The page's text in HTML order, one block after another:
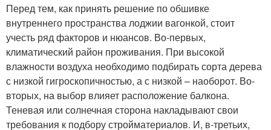
Перед тем, как принять решение по обшивке
внутреннего пространства лоджии вагонкой, стоит
учесть ряд факторов и нюансов. Во-первых,
климатический район проживания. При высокой
влажности воздуха необходимо подбирать сорта дерева
с низкой гигроскопичностью, а с низкой – наоборот. Во-
вторых, на выбор влияет расположение балкона.
Теневая или солнечная сторона накладывают свои
требования к подбору стройматериалов. И, в-третьих,